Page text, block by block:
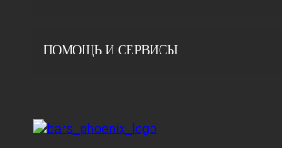
ПОМОЩЬ И СЕРВИСЫ